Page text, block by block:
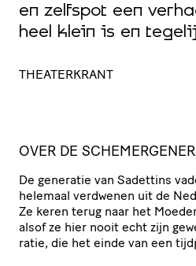
en zelfspot een
heel klein is en
THEATERKRANT
OVER DE
De generatie van Sadettins
helemaal verdwenen uit de
Ze keren terug naar het
alsof ze hier nooit echt zijn
ratie, die het einde van een